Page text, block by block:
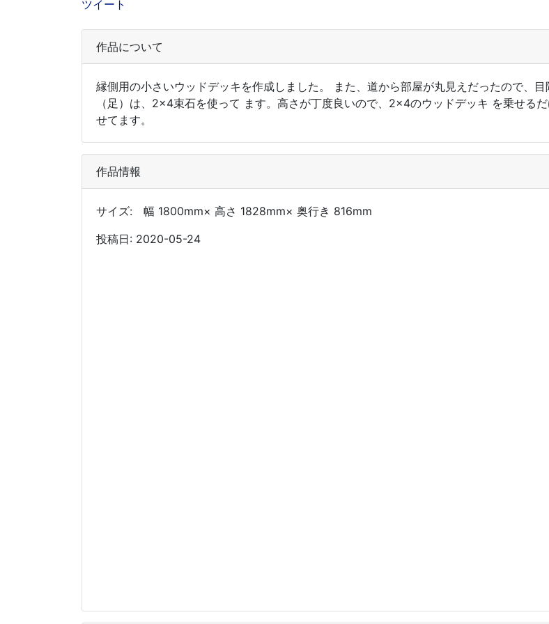
ツイート
作品について
縁側用の小さいウッドデッキを作成しました。 また、道から部屋が丸見えだったので、
（足）は、2×4束石を使って ます。高さが丁度良いので、2×4のウッドデッキ を乗せる
せてます。
作品情報
サイズ: 幅 1800mm× 高さ 1828mm× 奥行き 816mm
投稿日: 2020-05-24